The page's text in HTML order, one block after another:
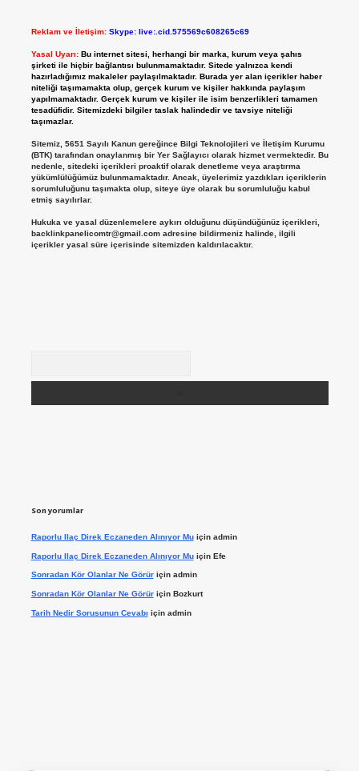
Reklam ve İletişim: Skype: live:.cid.575569c608265c69
Yasal Uyarı: Bu internet sitesi, herhangi bir marka, kurum veya şahıs
şirketi ile hiçbir bağlantısı bulunmamaktadır. Sitede yalnızca kendi
hazırladığımız makaleler paylaşılmaktadır. Burada yer alan içerikler haber
niteliği taşımamakta olup, gerçek kurum ve kişiler hakkında paylaşım
yapılmamaktadır. Gerçek kurum ve kişiler ile isim benzerlikleri tamamen
tesadüfidir. Sitemizdeki bilgiler taslak halindedir ve tavsiye niteliği
taşımazlar.
Sitemiz, 5651 Sayılı Kanun gereğince Bilgi Teknolojileri ve İletişim Kurumu
(BTK) tarafından onaylanmış bir Yer Sağlayıcı olarak hizmet vermektedir. Bu
nedenle, sitedeki içerikleri proaktif olarak denetleme veya araştırma
yükümlülüğümüz bulunmamaktadır. Ancak, üyelerimiz yazdıkları içeriklerin
sorumluluğunu taşımakta olup, siteye üye olarak bu sorumluluğu kabul
etmiş sayılırlar.
Hukuka ve yasal düzenlemelere aykırı olduğunu düşündüğünüz içerikleri,
backlinkpanelicomtr@gmail.comadresine bildirmeniz halinde, ilgili
içerikler yasal süre içerisinde sitemizden kaldırılacaktır.
Son yorumlar
Raporlu Ilaç Direk Eczaneden Alınıyor Muiçin admin
Raporlu Ilaç Direk Eczaneden Alınıyor Muiçin Efe
Sonradan Kör Olanlar Ne Görüriçin admin
Sonradan Kör Olanlar Ne Görüriçin Bozkurt
Tarih Nedir Sorusunun Cevabı için admin